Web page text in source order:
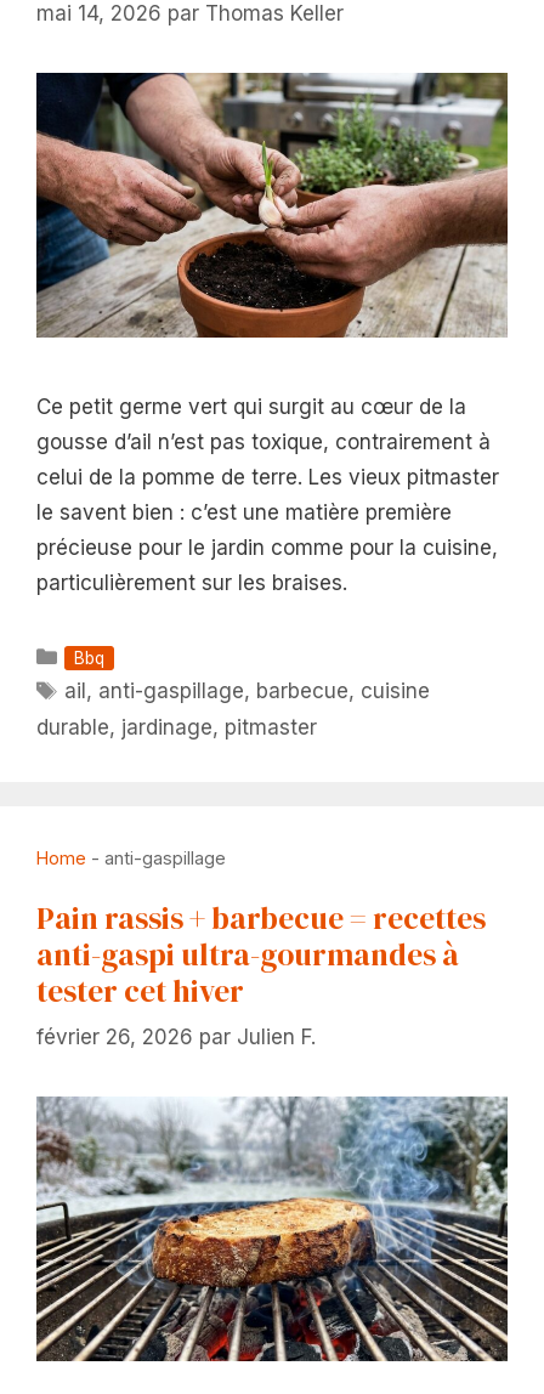
mai 14, 2026 par Thomas Keller
Ce petit germe vert qui surgit au cœur de la
gousse d’ail n’est pas toxique, contrairement à
celui de la pomme de terre. Les vieux pitmaster
le savent bien : c’est une matière première
précieuse pour le jardin comme pour la cuisine,
particulièrement sur les braises.
Catégories
Bbq
Étiquettes
ail, anti-gaspillage, barbecue, cuisine
durable, jardinage, pitmaster
Home - anti-gaspillage
Pain rassis + barbecue = recettes
anti-gaspi ultra-gourmandes à
tester cet hiver
février 26, 2026 par Julien F.